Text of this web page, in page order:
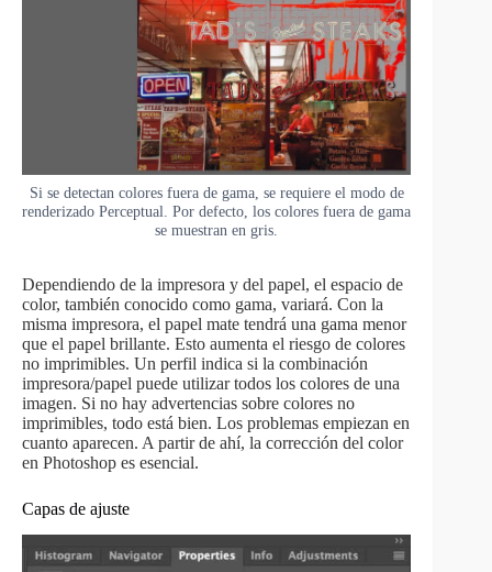
Si se detectan colores fuera de gama, se requiere el modo de
renderizado Perceptual. Por defecto, los colores fuera de gama
se muestran en gris.
Dependiendo de la impresora y del papel, el espacio de
color, también conocido como gama, variará. Con la
misma impresora, el papel mate tendrá una gama menor
que el papel brillante. Esto aumenta el riesgo de colores
no imprimibles. Un perfil indica si la combinación
impresora/papel puede utilizar todos los colores de una
imagen. Si no hay advertencias sobre colores no
imprimibles, todo está bien. Los problemas empiezan en
cuanto aparecen. A partir de ahí, la corrección del color
en Photoshop es esencial.
Capas de ajuste